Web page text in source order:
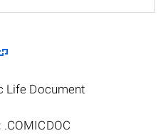
Life Document
.COMICDOC